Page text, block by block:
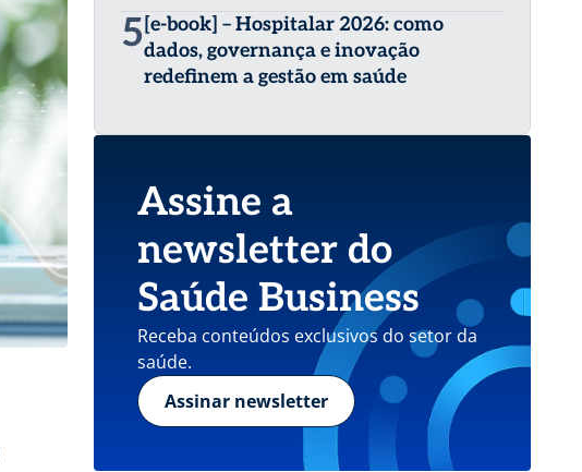
5 [e-book] – Hospitalar 2026: como
dados, governança e inovação
redefinem a gestão em saúde
Assine a
newsletter do
Saúde Business
Receba conteúdos exclusivos do setor da
saúde.
Assinar newsletter